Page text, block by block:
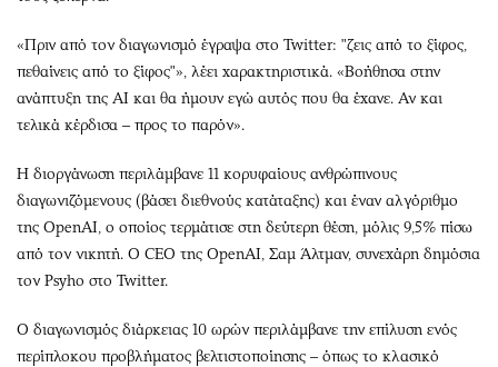
«Πριν από τον διαγωνισμό έγραψα στο Twitter: "ζεις από το ξίφος,
πεθαίνεις από το ξίφος"», λέει χαρακτηριστικά. «Βοήθησα στην
ανάπτυξη της AI και θα ήμουν εγώ αυτός που θα έχανε. Αν και
τελικά κέρδισα – προς το παρόν».
Η διοργάνωση περιλάμβανε 11 κορυφαίους ανθρώπινους
διαγωνιζόμενους (βάσει διεθνούς κατάταξης) και έναν αλγόριθμο
της OpenAI, ο οποίος τερμάτισε στη δεύτερη θέση, μόλις 9,5% πίσω
από τον νικητή. Ο CEO της OpenAI, Σαμ Άλτμαν, συνεχάρη δημόσια
τον Psyho στο Twitter.
Ο διαγωνισμός διάρκειας 10 ωρών περιλάμβανε την επίλυση ενός
περίπλοκου προβλήματος βελτιστοποίησης – όπως το κλασικό